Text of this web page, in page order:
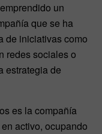
un
que se ha
de iniciativas como
redes sociales o
estrategia de
es la compañía
activo, ocupando